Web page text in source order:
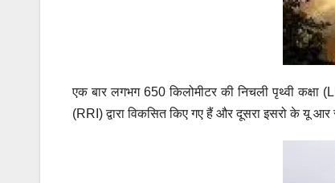
एक बार लगभग 650 किलोमीटर की निचली पृथ्वी कक्षा
(RRI) द्वारा विकसित किए गए हैं और दूसरा इसरो के यू आर